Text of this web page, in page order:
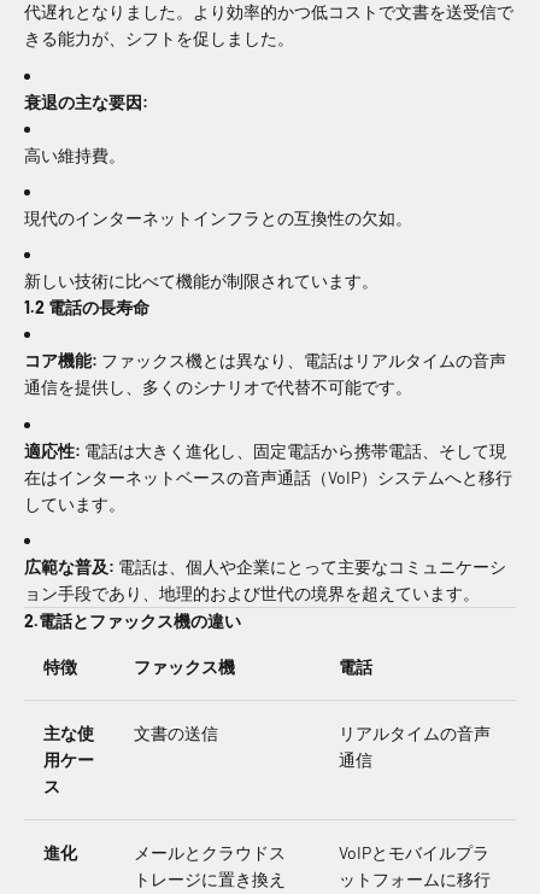
代遅れとなりました。より効率的かつ低コストで文書を送受信で
きる能力が、シフトを促しました。
衰退の主な要因:
高い維持費。
現代のインターネットインフラとの互換性の欠如。
新しい技術に比べて機能が制限されています。
1.2 電話の長寿命
コア機能: ファックス機とは異なり、電話はリアルタイムの音声
通信を提供し、多くのシナリオで代替不可能です。
適応性: 電話は大きく進化し、固定電話から携帯電話、そして現
在はインターネットベースの音声通話（VoIP）システムへと移行
しています。
広範な普及: 電話は、個人や企業にとって主要なコミュニケーシ
ョン手段であり、地理的および世代の境界を超えています。
2.電話とファックス機の違い
特徴 ファックス機 電話
主な使
用ケー
ス
文書の送信
リアルタイムの音声
通信
進化
メールとクラウドス
トレージに置き換え
VoIPとモバイルプラ
ットフォームに移行